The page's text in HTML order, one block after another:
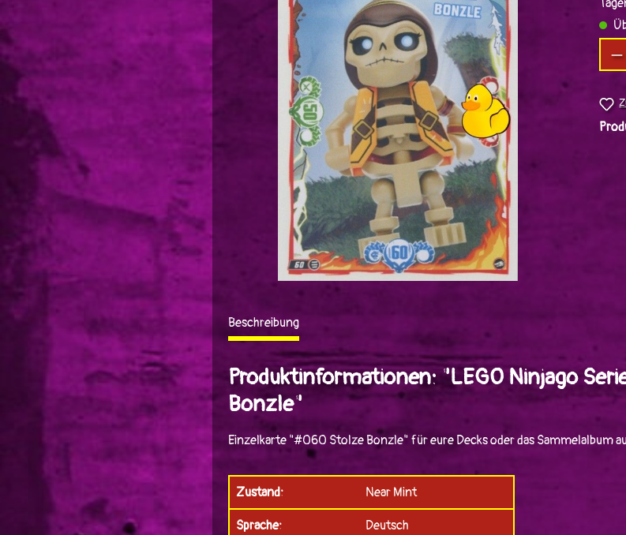
Beschreibung
Produktinformationen: "LEGO Ninjago
Bonzle"
Einzelkarte "#060 Stolze Bonzle" für eure Decks oder das Sammelalbum
Zustand: Near Mint
Sprache: Deutsch